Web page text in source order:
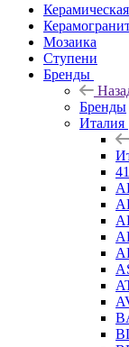
Мозаика
Ступени
Бренды
Бренды
Италия